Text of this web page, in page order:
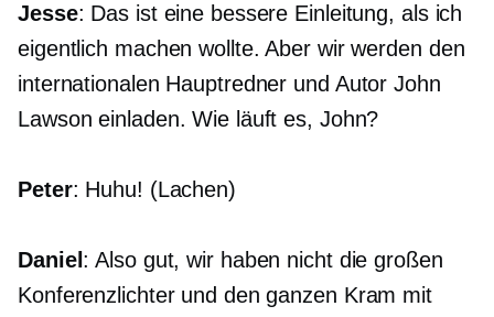
Jesse: Das ist eine bessere Einleitung, als ich
eigentlich machen wollte. Aber wir werden den
internationalen Hauptredner und Autor John
Lawson einladen. Wie läuft es, John?
Peter: Huhu! (Lachen)
Daniel : Also gut, wir haben nicht die großen
Konferenzlichter und den ganzen Kram mit